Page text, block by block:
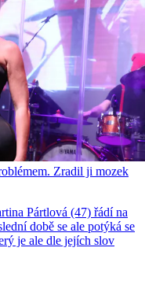
Zradil ji mozek
Pártlová (47) řádí na
době se ale potýká se
je ale dle jejích slov